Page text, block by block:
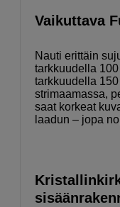
Vaikuttava
Nauti erittäin
tarkkuudella
tarkkuudella
strimaamassa,
saat korkeat
laadun – jopa